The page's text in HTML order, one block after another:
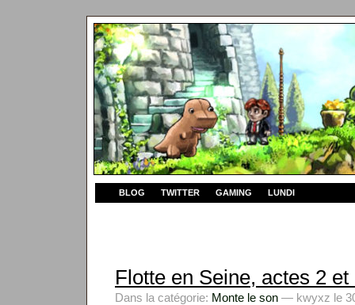
BLOG TWITTER GAMING LUNDI
Flotte en Seine, actes 2 et
Dans la catégorie: Monte le son — kwyxz le